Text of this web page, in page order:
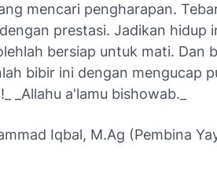
mencari pengharapan.
prestasi. Jadikan hidup
bersiap untuk mati. Dan
bibir ini dengan mengucap
_Allahu a'lamu bishowab._
Iqbal, M.Ag (Pembina